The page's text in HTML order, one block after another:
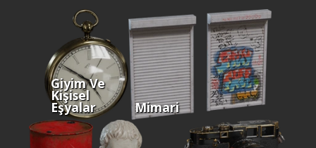
Giyim Ve
Kişisel
Eşyalar Mimari